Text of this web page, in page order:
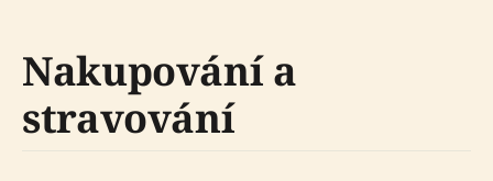
Nakupování a
stravování